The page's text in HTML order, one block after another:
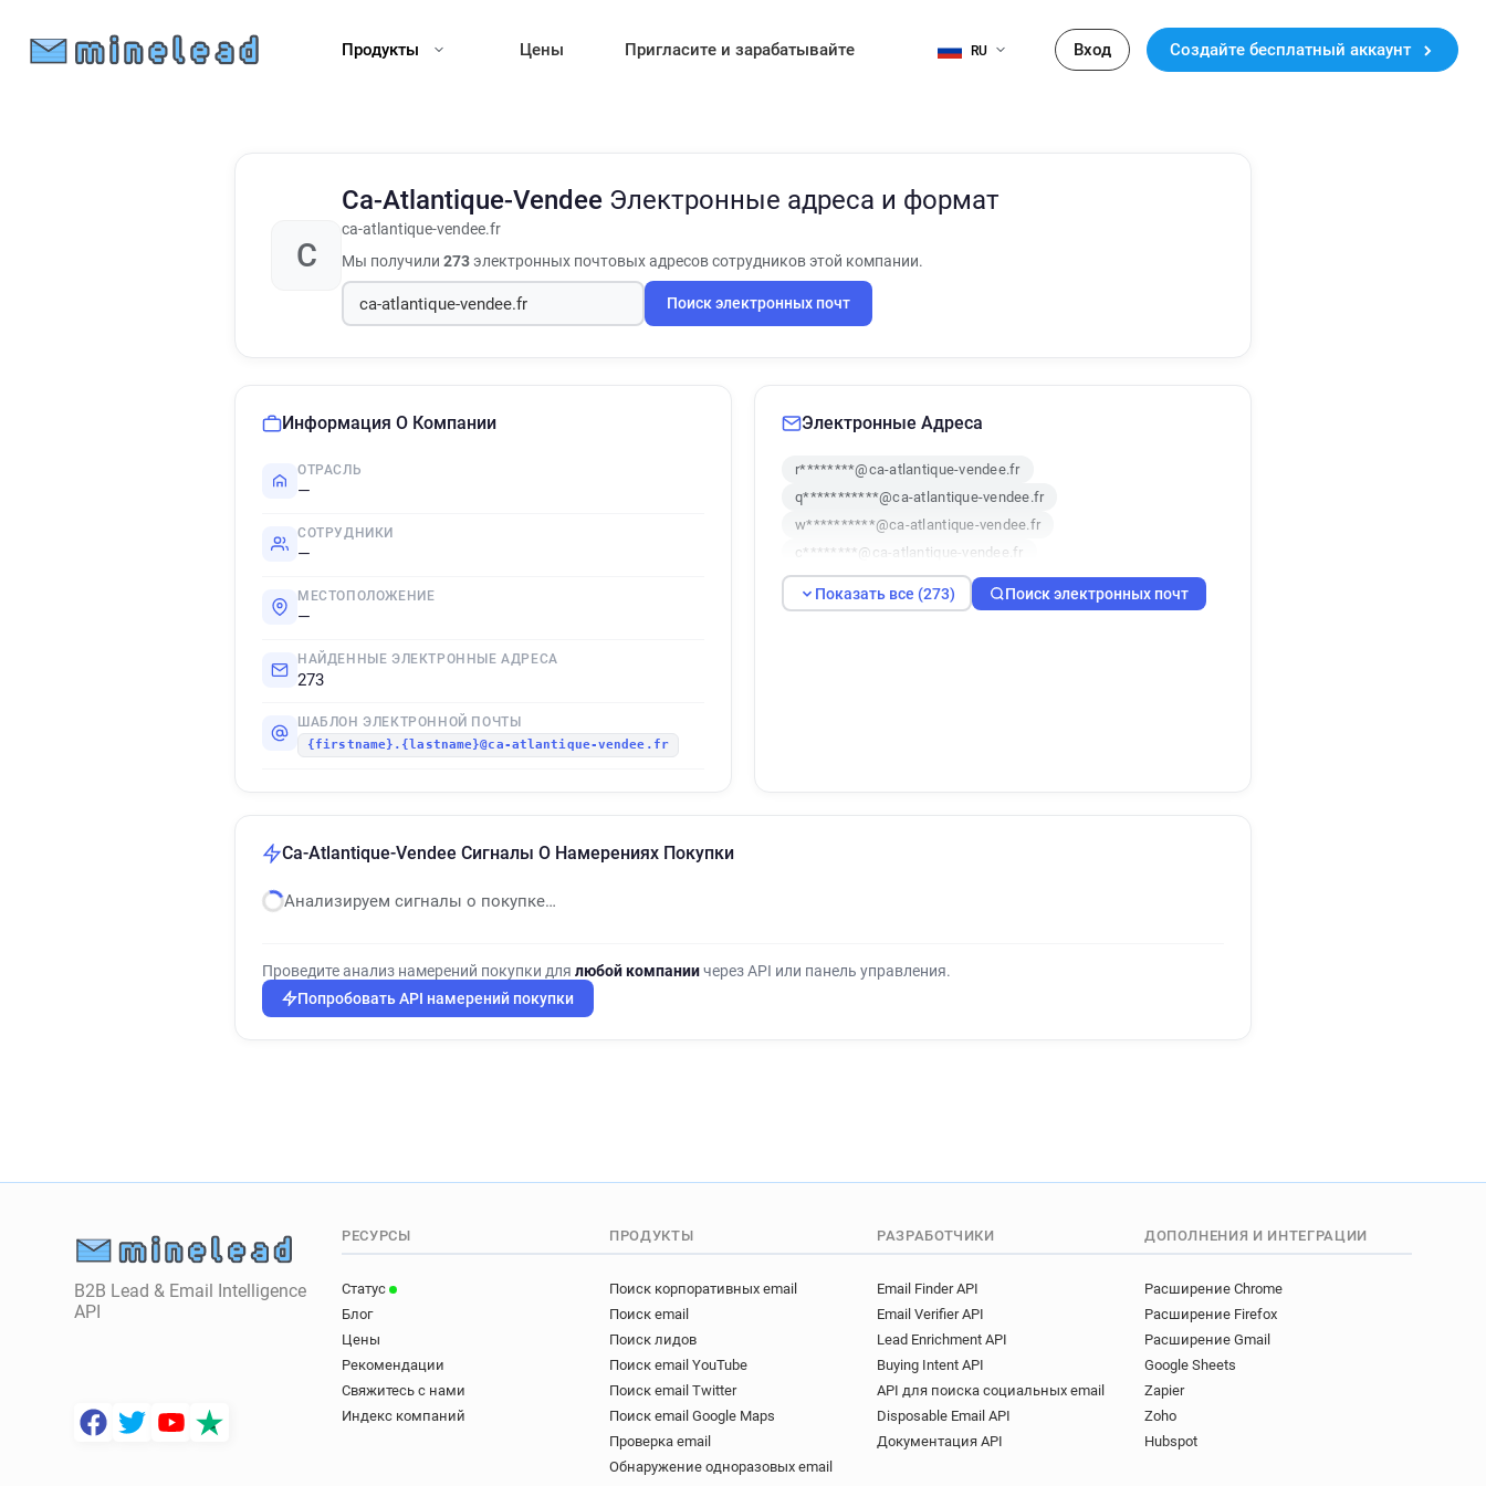
Продукты Цены Пригласите и зарабатывайте RU Вход Создайте бесплатный аккаунт
C
Ca-Atlantique-Vendee Электронные адреса и формат
ca-atlantique-vendee.fr
Мы получили 273электронных почтовых адресов сотрудников этой компании.
Поиск электронных почт
Информация О Компании
ОТРАСЛЬ
—
СОТРУДНИКИ
—
МЕСТОПОЛОЖЕНИЕ
—
НАЙДЕННЫЕ ЭЛЕКТРОННЫЕ АДРЕСА
273
ШАБЛОН ЭЛЕКТРОННОЙ ПОЧТЫ
{firstname}.{lastname}@ca-atlantique-vendee.fr
Электронные Адреса
r********@ca-atlantique-vendee.fr
q***********@ca-atlantique-vendee.fr
w**********@ca-atlantique-vendee.fr
c********@ca-atlantique-vendee.fr
d******@ca-atlantique-vendee.fr
m************@ca-atlantique-vendee.fr
h*********@ca-atlantique-vendee.fr
l*********@ca-atlantique-vendee.fr
l***********@ca-atlantique-vendee.fr
c*********@ca-atlantique-vendee.fr
t*******@ca-atlantique-vendee.fr
g*****@ca-atlantique-vendee.fr
h********@ca-atlantique-vendee.fr
j******@ca-atlantique-vendee.fr
Показать все (273) Поиск электронных почт
Ca-Atlantique-Vendee Сигналы О Намерениях Покупки
Анализируем сигналы о покупке…
Проведите анализ намерений покупки для любой компаниичерез API или панель управления.
Попробовать API намерений покупки
B2B Lead & Email Intelligence
API
РЕСУРСЫ
Статус
Блог
Цены
Рекомендации
Свяжитесь с нами
Индекс компаний
ПРОДУКТЫ
Поиск корпоративных email
Поиск email
Поиск лидов
Поиск email YouTube
Поиск email Twitter
Поиск email Google Maps
Проверка email
Обнаружение одноразовых email
РАЗРАБОТЧИКИ
Email Finder API
Email Verifier API
Lead Enrichment API
Buying Intent API
API для поиска социальных email
Disposable Email API
Документация API
ДОПОЛНЕНИЯ И ИНТЕГРАЦИИ
Расширение Chrome
Расширение Firefox
Расширение Gmail
Google Sheets
Zapier
Zoho
Hubspot